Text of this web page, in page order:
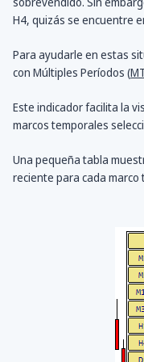
H4, quizás se encuentre
Para ayudarle en estas
con Múltiples Períodos (
Este indicador facilita la
marcos temporales
Una pequeña tabla
reciente para cada marco